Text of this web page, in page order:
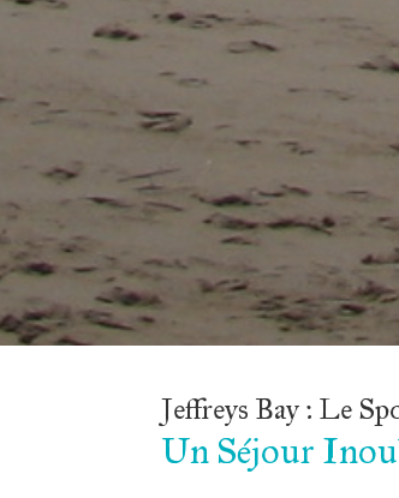
Jeffreys Bay : Le
Un Séjour